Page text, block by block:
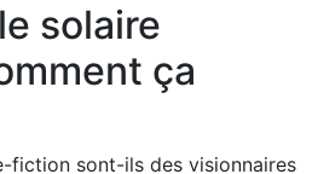
solaire
ça
fiction sont-ils des visionnaires